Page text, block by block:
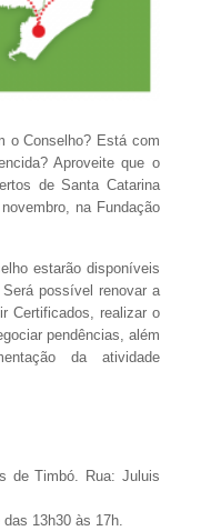
o Conselho? Está com
Aproveite que o
de Santa Catarina
na Fundação
estarão disponíveis
possível renovar a
Certificados, realizar o
pendências, além
da atividade
de Timbó. Rua: Juluis
13h30 às 17h.